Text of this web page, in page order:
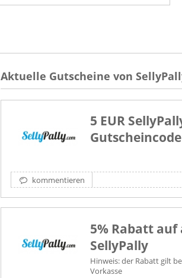
Aktuelle Gutscheine von
5 EUR
Gutscheincode
kommentieren
5% Rabatt auf
SellyPally
Hinweis: der Rabatt gilt
Vorkasse